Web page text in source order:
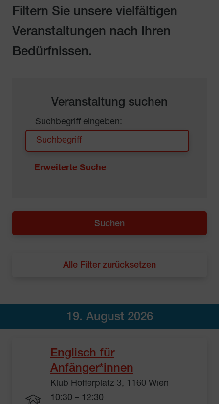
Filtern Sie unsere vielfältigen
Veranstaltungen nach Ihren
Bedürfnissen.
Veranstaltung suchen
Suchbegriff eingeben:
Erweiterte Suche
Alle Filter zurücksetzen
19. August 2026
Englisch für
Anfänger*innen
Klub Hofferplatz 3, 1160 Wien
10:30 – 12:30